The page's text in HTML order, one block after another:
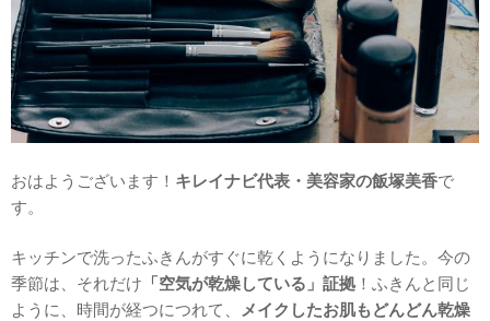
おはようございます！ キレイナビ代表・美容家の飯塚美香で
す。
キッチンで洗ったふきんがすぐに乾くようになりました。今の
季節は、それだけ 「空気が乾燥している」証拠 ！ふきんと同じ
ように、時間が経つにつれて、 メイクしたお肌もどんどん乾燥